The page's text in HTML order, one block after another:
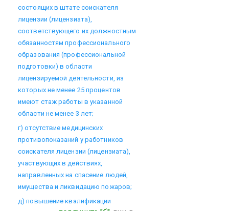
состоящих в штате соискателя
лицензии (лицензиата),
соответствующего их должностным
обязанностям профессионального
образования (профессиональной
подготовки) в области
лицензируемой деятельности, из
которых не менее 25 процентов
имеют стаж работы в указанной
области не менее 3 лет;
г) отсутствие медицинских
противопоказаний у работников
соискателя лицензии (лицензиата),
участвующих в действиях,
направленных на спасение людей,
имущества и ликвидацию пожаров;
д) повышение квалификации